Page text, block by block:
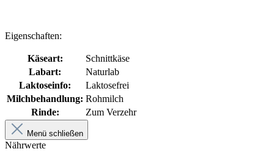
Eigenschaften:
Käseart:
Schnittkäse
Labart:
Naturlab
Laktoseinfo:
Laktosefrei
Milchbehandlung: Rohmilch
Rinde:
Zum Verzehr
Menü schließen
Nährwerte